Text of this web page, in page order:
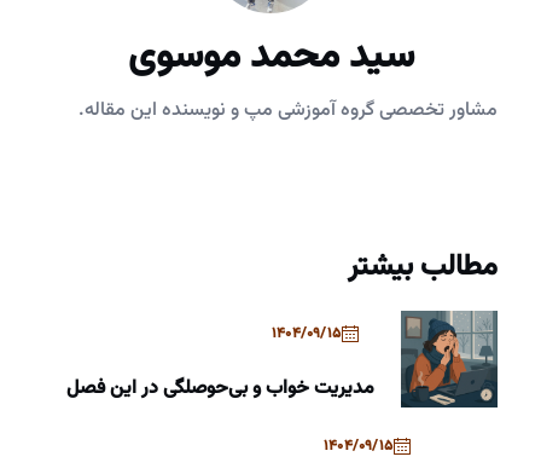
سید محمد موسوی
مشاور تخصصی گروه آموزشی مپ و نویسنده این مقاله.
مطالب بیشتر
1404/09/15
مدیریت خواب و بی‌حوصلگی در این فصل
1404/09/15